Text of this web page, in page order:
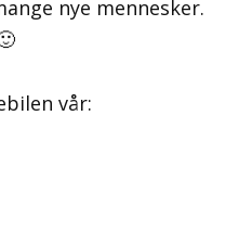
nye mennesker.
vår: